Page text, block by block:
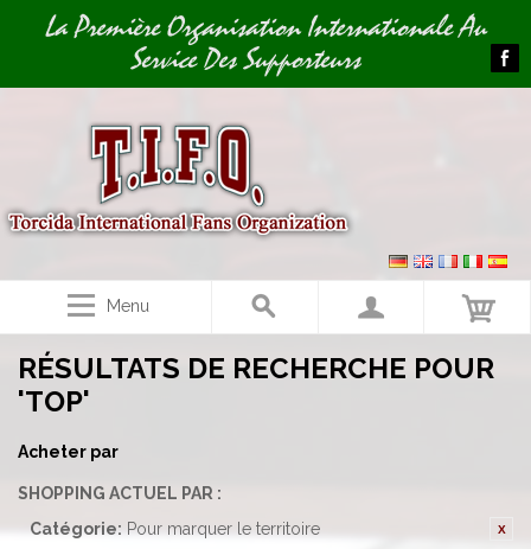
Image 01La Première Organisation Internationale Au
Service Des Supporteurs
Menu
RÉSULTATS DE RECHERCHE POUR
'TOP'
Acheter par
SHOPPING ACTUEL PAR :
Catégorie: Pour marquer le territoire